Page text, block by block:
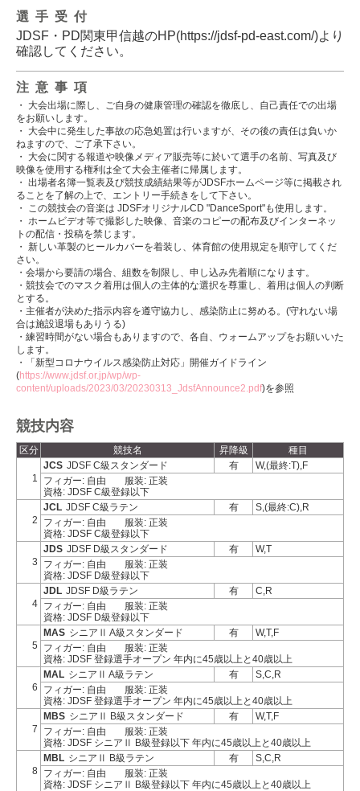
選手受付
JDSF・PD関東甲信越のHP(https://jdsf-pd-east.com/)より
確認してください。
注意事項
・ 大会出場に際し、ご自身の健康管理の確認を徹底し、自己責任での出場
をお願いします。
・ 大会中に発生した事故の応急処置は行いますが、その後の責任は負いか
ねますので、ご了承下さい。
・ 大会に関する報道や映像メディア販売等に於いて選手の名前、写真及び
映像を使用する権利は全て大会主催者に帰属します。
・ 出場者名簿一覧表及び競技成績結果等がJDSFホームページ等に掲載され
ることを了解の上で、エントリー手続きをして下さい。
・ この競技会の音楽は JDSFオリジナルCD "DanceSport"も使用します。
・ ホームビデオ等で撮影した映像、音楽のコピーの配布及びインターネッ
トの配信・投稿を禁じます。
・ 新しい革製のヒールカバーを着装し、体育館の使用規定を順守してくだ
さい。
・会場から要請の場合、組数を制限し、申し込み先着順になります。
・競技会でのマスク着用は個人の主体的な選択を尊重し、着用は個人の判断
とする。
・主催者が決めた指示内容を遵守協力し、感染防止に努める。(守れない場
合は施設退場もありうる)
・練習時間がない場合もありますので、各自、ウォームアップをお願いいた
します。
・「新型コロナウイルス感染防止対応」開催ガイドライン
(https://www.jdsf.or.jp/wp/wp-
content/uploads/2023/03/20230313_JdsfAnnounce2.pdf)を参照
競技内容
区分 競技名 昇降級 種目
1
JCS JDSF C級スタンダード 有
W,(最終:T),F
フィガー: 自由
服装: 正装
資格: JDSF C級登録以下
2
JCL JDSF C級ラテン 有
S,(最終:C),R
フィガー: 自由
服装: 正装
資格: JDSF C級登録以下
3
JDS JDSF D級スタンダード 有
W,T
フィガー: 自由
服装: 正装
資格: JDSF D級登録以下
4
JDL JDSF D級ラテン 有
C,R
フィガー: 自由
服装: 正装
資格: JDSF D級登録以下
5
MAS シニアⅡ A級スタンダード 有
W,T,F
フィガー: 自由
服装: 正装
資格: JDSF 登録選手オープン 年内に45歳以上と40歳以上
6
MAL シニアⅡ A級ラテン 有
S,C,R
フィガー: 自由
服装: 正装
資格: JDSF 登録選手オープン 年内に45歳以上と40歳以上
7
MBS シニアⅡ B級スタンダード 有
W,T,F
フィガー: 自由
服装: 正装
資格: JDSF シニアⅡ B級登録以下 年内に45歳以上と40歳以上
8
MBL シニアⅡ B級ラテン 有
S,C,R
フィガー: 自由
服装: 正装
資格: JDSF シニアⅡ B級登録以下 年内に45歳以上と40歳以上